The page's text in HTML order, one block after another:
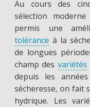
Au cours des
sélection moderne
permis une
tolérance à la
de longues
champ des variétés
depuis les
sécheresse, on fait
hydrique. Les